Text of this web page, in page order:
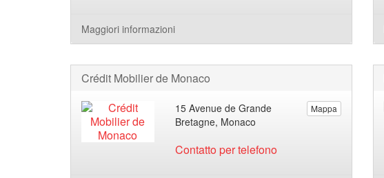
Maggiori informazioni
Crédit Mobilier de Monaco
Mappa
15 Avenue de Grande
Bretagne, Monaco
Contatto per telefono